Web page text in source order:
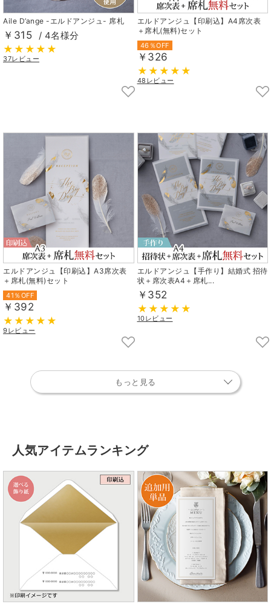
Aile D’ange -エルドアンジュ- 席札
￥315 / 4名様分
37レビュー
エルドアンジュ【印刷込】A4席次表
＋席札(無料)セット
46％OFF
￥326
48レビュー
エルドアンジュ【印刷込】A3席次表
＋席札(無料)セット
41％OFF
￥392
9レビュー
エルドアンジュ【手作り】結婚式 招待
状＋席次表A4＋席札...
￥352
10レビュー
もっと見る
人気アイテムランキング